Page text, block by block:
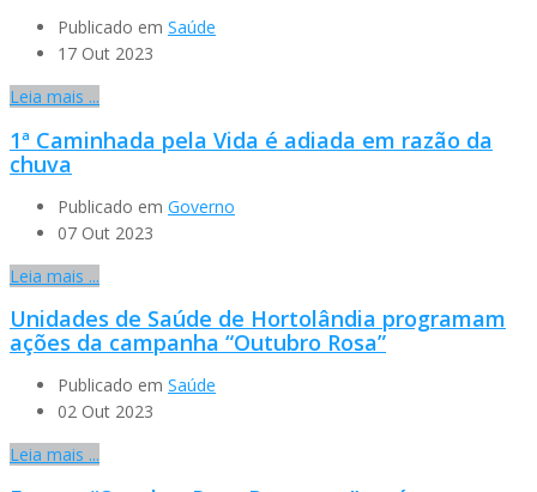
Publicado em Saúde
17 Out 2023
Leia mais ...
1ª Caminhada pela Vida é adiada em razão da
chuva
Publicado em Governo
07 Out 2023
Leia mais ...
Unidades de Saúde de Hortolândia programam
ações da campanha “Outubro Rosa”
Publicado em Saúde
02 Out 2023
Leia mais ...